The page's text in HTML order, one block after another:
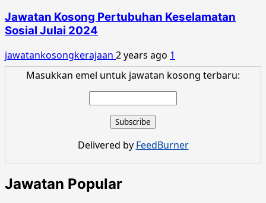
Jawatan Kosong Pertubuhan Keselamatan
Sosial Julai 2024
jawatankosongkerajaan 2 years ago 1
Masukkan emel untuk jawatan kosong terbaru:
Delivered by FeedBurner
Jawatan Popular